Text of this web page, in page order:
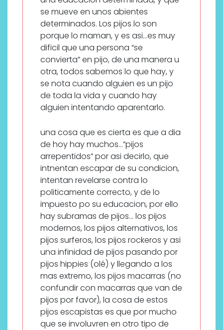
se mueve en unos abientes
determinados. Los pijos lo son
porque lo maman, y es asi…es muy
dificil que una persona “se
convierta” en pijo, de una manera u
otra, todos sabemos lo que hay, y
se nota cuando alguien es un pijo
de toda la vida y cuando hay
alguien intentando aparentarlo.
una cosa que es cierta es que a dia
de hoy hay muchos…”pijos
arrepentidos” por asi decirlo, que
intnentan escapar de su condicion,
intentan revelarse contra lo
politicamente correcto, y de lo
impuesto po su educacion, por ello
hay subramas de pijos… los pijos
modernos, los pijos alternativos, los
pijos surferos, los pijos rockeros y asi
una infinidad de pijos pasando por
pijos hippies (olé) y llegando a los
mas extremo, los pijos macarras (no
confundir con macarras que van de
pijos por favor), la cosa de estos
pijos escapistas es que por mucho
que se involuvren en otro tipo de